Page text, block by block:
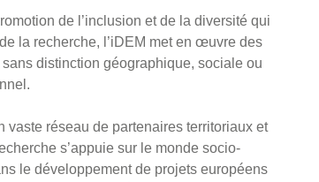
de l’inclusion et de la diversité qui
la recherche, l’iDEM met en œuvre des
distinction géographique, sociale ou
vaste réseau de partenaires territoriaux et
s’appuie sur le monde socio-
le développement de projets européens